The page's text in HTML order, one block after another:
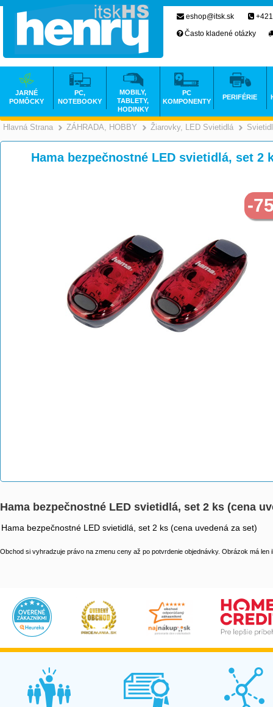
Hlavná Strana >
ZÁHRADA, HOBBY >
Žiarovky, LED Svietidlá
Hama bezpečnostné LED svietidlá, set 2
-
Hama bezpečnostné LED svietidlá, set 2 ks (cena
Hama bezpečnostné LED svietidlá, set 2 ks (cena uvedená za set)
Obchod si vyhradzuje právo na zmenu ceny až po potvrdenie objednávky. Obrázok má len
eshop@itsk.sk
Často kladené otázky
JARNÉ
POMÔCKY
PC,
NOTEBOOKY
MOBILY,
TABLETY,
HODINKY
PC
KOMPONENTY
PERIFÉRIE